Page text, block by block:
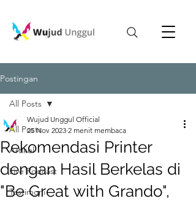
Postingan
All Posts
Artikel
Live Podcast
Testimoni
All Posts
Rekomendasi Printer
dengan Hasil Berkelas di
"Be Great with Grando",
Wujud Unggul Official
25 Nov 2023 2 menit membaca